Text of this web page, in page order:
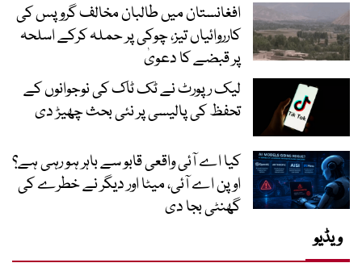
افغانستان میں طالبان مخالف گروپس کی
کارروائیاں تیز، چوکی پر حملہ کرکے اسلحہ
پر قبضے کا دعویٰ
لیک رپورٹ نے ٹک ٹاک کی نوجوانوں کے
تحفظ کی پالیسی پر نئی بحث چھیڑ دی
کیا اے آئی واقعی قابو سے باہر ہو رہی ہے؟
اوپن اے آئی، میٹا اور دیگر نے خطرے کی
گھنٹی بجا دی
ویڈیو